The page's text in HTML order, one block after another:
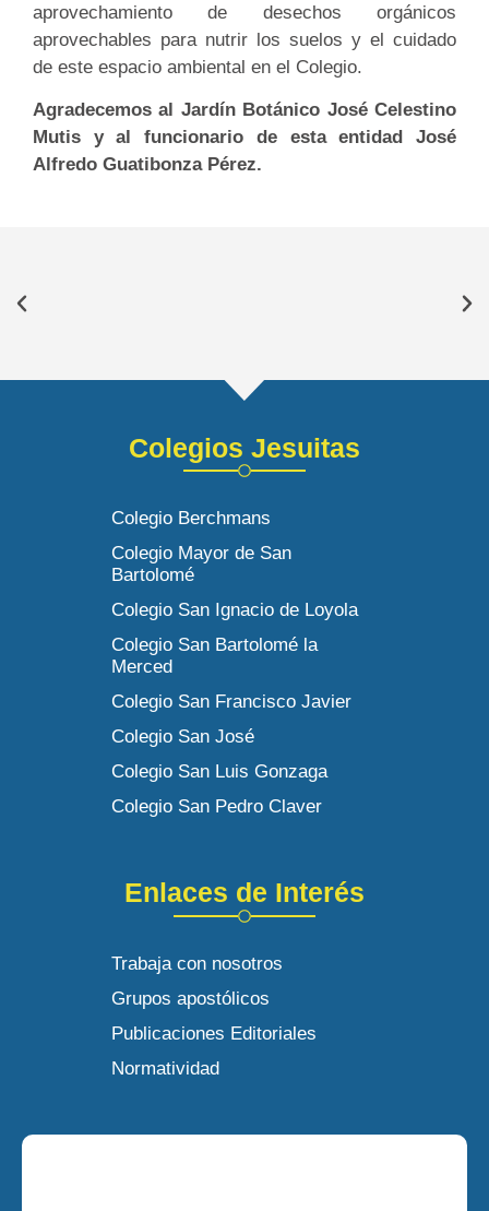
aprovechamiento de desechos orgánicos
aprovechables para nutrir los suelos y el cuidado
de este espacio ambiental en el Colegio.
Agradecemos al Jardín Botánico José Celestino
Mutis y al funcionario de esta entidad José
Alfredo Guatibonza Pérez.
Colegios Jesuitas
Colegio Berchmans
Colegio Mayor de San
Bartolomé
Colegio San Ignacio de Loyola
Colegio San Bartolomé la
Merced
Colegio San Francisco Javier
Colegio San José
Colegio San Luis Gonzaga
Colegio San Pedro Claver
Enlaces de Interés
Trabaja con nosotros
Grupos apostólicos
Publicaciones Editoriales
Normatividad